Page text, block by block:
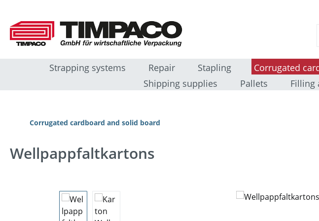
Strapping systems Repair Stapling Corrugated
Shipping supplies
Pallets Filling
Corrugated cardboard and solid board
Wellpappfaltkartons
Ignorer la galerie d'images